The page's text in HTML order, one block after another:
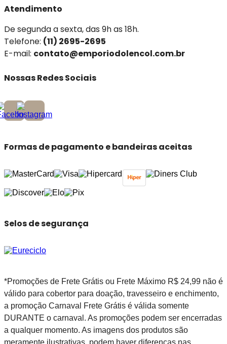
Atendimento
De segunda a sexta, das 9h as 18h.
Telefone: (11) 2695-2695
E-mail: contato@emporiodolencol.com.br
Nossas Redes Sociais
Formas de pagamento e bandeiras aceitas
Selos de segurança
*Promoções de Frete Grátis ou Frete Máximo R$ 24,99 não é
válido para cobertor para doação, travesseiro e enchimento,
a promoção Carnaval Frete Grátis é válida somente
DURANTE o carnaval. As promoções podem ser encerradas
a qualquer momento. As imagens dos produtos são
meramente ilustrativas, podem haver diferenças nas